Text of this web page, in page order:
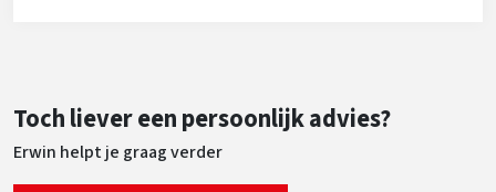
Toch liever een persoonlijk advies?
Erwin helpt je graag verder